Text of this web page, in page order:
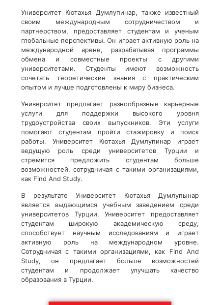
Университет Кютахья Думлупинар, также известный
своим международным сотрудничеством и
партнерством, предоставляет студентам и ученым
глобальные перспективы. Он играет активную роль на
международной арене, разрабатывая программы
обмена и совместные проекты с другими
университетами. Студенты имеют возможность
сочетать теоретические знания с практическим
опытом и лучше подготовлены к миру бизнеса.
Университет предлагает разнообразные карьерные
услуги для поддержки высокого уровня
трудоустройства своих выпускников. Эти услуги
помогают студентам пройти стажировку и поиск
работы. Университет Кютахья Думлупинар играет
ведущую роль среди университетов Турции и
стремится предложить студентам больше
возможностей, сотрудничая с такими организациями,
как Find And Study.
В результате Университет Кютахья Думлупынар
является выдающимся учебным заведением среди
университетов Турции. Университет предоставляет
студентам широкую академическую среду,
способствует научным исследованиям и играет
активную роль на международном уровне.
Сотрудничая с такими организациями, как Find And
Study, он предлагает больше возможностей
студентам и продолжает улучшать качество
образования в Турции.